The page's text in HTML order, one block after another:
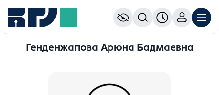
Генденжапова Арюна Бадмаевна